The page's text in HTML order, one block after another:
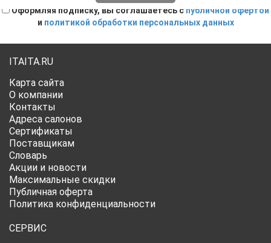
Оформляя подписку, вы соглашаетесь с публичной офертой
и политикой обработки персональных данных
ITAITA.RU
Карта сайта
О компании
Контакты
Адреса салонов
Сертификаты
Поставщикам
Словарь
Акции и новости
Максимальные скидки
Публичная оферта
Политика конфиденциальности
СЕРВИС